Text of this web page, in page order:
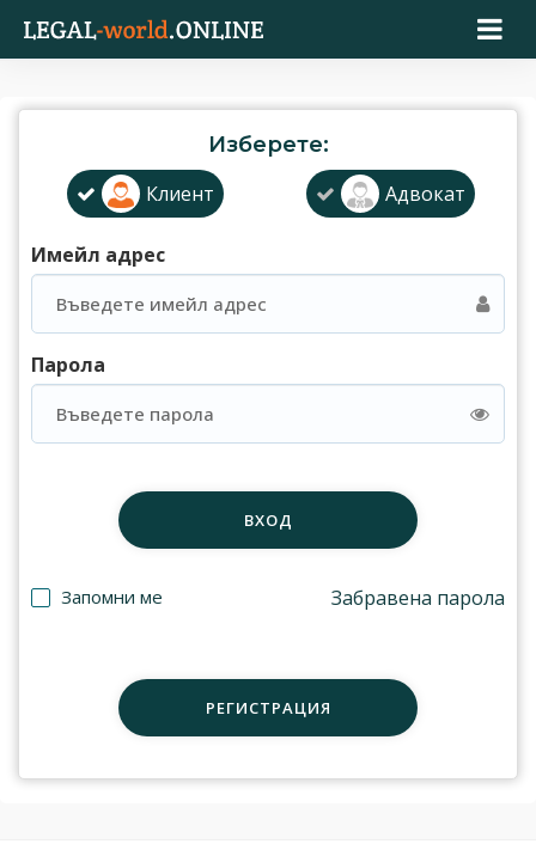
Изберете:
Клиент
Адвокат
Имейл адрес
Парола
ВХОД
Запомни ме Забравена парола
РЕГИСТРАЦИЯ